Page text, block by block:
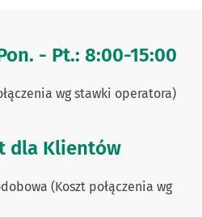
- Pt.: 8:00-15:00
wg stawki operatora)
dla Klientów
(Koszt połączenia wg